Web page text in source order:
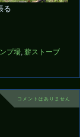
る
プ場, 薪ストーブ
コメントはありません